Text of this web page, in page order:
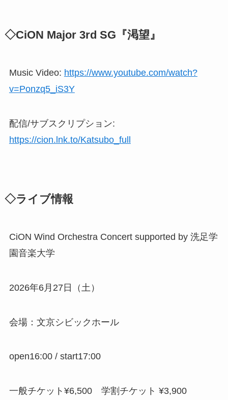
◇CiON Major 3rd SG『渇望』
Music Video: https://www.youtube.com/watch?
v=Ponzq5_iS3Y
配信/サブスクリプション:
https://cion.lnk.to/Katsubo_full
◇ライブ情報
CiON Wind Orchestra Concert supported by 洗足学
園音楽大学
2026年6月27日（土）
会場：文京シビックホール
open16:00 / start17:00
一般チケット¥6,500 学割チケット ¥3,900